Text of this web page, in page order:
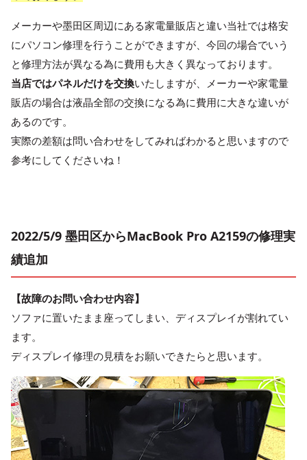
メーカーや墨田区周辺にある家電量販店と違い当社では格安
にパソコン修理を行うことができますが、今回の場合でいう
と修理方法が異なる為に費用も大きく異なっております。
当店ではパネルだけを交換いたしますが、メーカーや家電量
販店の場合は液晶全部の交換になる為に費用に大きな違いが
あるのです。
実際の差額は問い合わせをしてみればわかると思いますので
参考にしてくださいね！
2022/5/9 墨田区からMacBook Pro A2159の修理実
績追加
【故障のお問い合わせ内容】
ソファに置いたまま座ってしまい、ディスプレイが割れてい
ます。
ディスプレイ修理の見積をお願いできたらと思います。